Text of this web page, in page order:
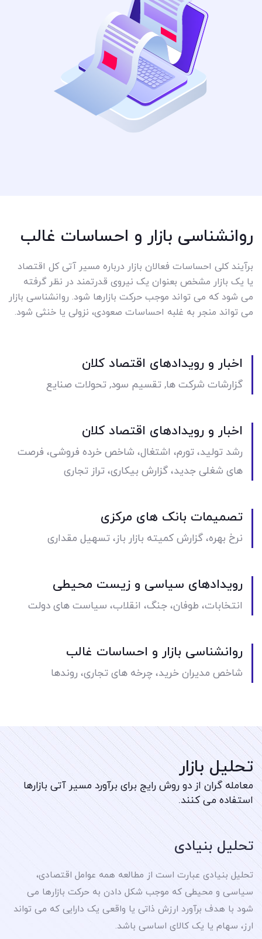
روانشناسی بازار و احساسات غالب
برآیند کلی احساسات فعالان بازار درباره مسیر آتی کل اقتصاد
یا یک بازار مشخص بعنوان یک نیروی قدرتمند در نظر گرفته
می شود که می تواند موجب حرکت بازارها شود. روانشناسی بازار
می تواند منجر به غلبه احساسات صعودی، نزولی یا خنثی شود.
اخبار و رویدادهای اقتصاد کلان
گزارشات شرکت ها, تقسیم سود, تحولات صنایع
اخبار و رویدادهای اقتصاد کلان
رشد تولید، تورم، اشتغال، شاخص خرده فروشی، فرصت
های شغلی جدید، گزارش بیکاری، تراز تجاری
تصمیمات بانک های مرکزی
نرخ بهره، گزارش کمیته بازار باز، تسهیل مقداری
رویدادهای سیاسی و زیست محیطی
انتخابات، طوفان، جنگ، انقلاب، سیاست های دولت
روانشناسی بازار و احساسات غالب
شاخص مدیران خرید، چرخه های تجاری، روندها
تحلیل بازار
معامله گران از دو روش رایج برای برآورد مسیر آتی بازارها
استفاده می کنند.
تحلیل بنیادی
تحلیل بنیادی عبارت است از مطالعه همه عوامل اقتصادی،
سیاسی و محیطی که موجب شکل دادن به حرکت بازارها می
شود با هدف برآورد ارزش ذاتی یا واقعی یک دارایی که می تواند
ارز، سهام یا یک کالای اساسی باشد.